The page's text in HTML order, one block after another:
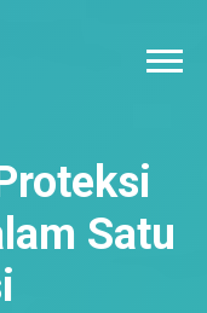
Satu